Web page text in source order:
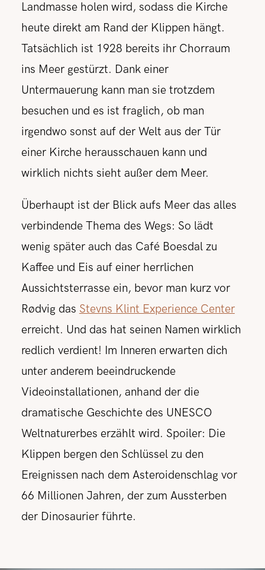
Landmasse holen wird, sodass die Kirche
heute direkt am Rand der Klippen hängt.
Tatsächlich ist 1928 bereits ihr Chorraum
ins Meer gestürzt. Dank einer
Untermauerung kann man sie trotzdem
besuchen und es ist fraglich, ob man
irgendwo sonst auf der Welt aus der Tür
einer Kirche herausschauen kann und
wirklich nichts sieht außer dem Meer.
Überhaupt ist der Blick aufs Meer das alles
verbindende Thema des Wegs: So lädt
wenig später auch das Café Boesdal zu
Kaffee und Eis auf einer herrlichen
Aussichtsterrasse ein, bevor man kurz vor
Rødvig das Stevns Klint Experience Center
erreicht. Und das hat seinen Namen wirklich
redlich verdient! Im Inneren erwarten dich
unter anderem beeindruckende
Videoinstallationen, anhand der die
dramatische Geschichte des UNESCO
Weltnaturerbes erzählt wird. Spoiler: Die
Klippen bergen den Schlüssel zu den
Ereignissen nach dem Asteroidenschlag vor
66 Millionen Jahren, der zum Aussterben
der Dinosaurier führte.